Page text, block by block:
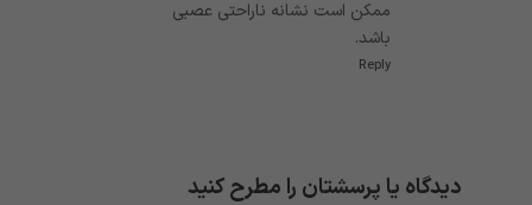
ممکن است نشانه ناراحتی عصبی
باشد.
Reply
دیدگاه یا پرسشتان را مطرح کنید